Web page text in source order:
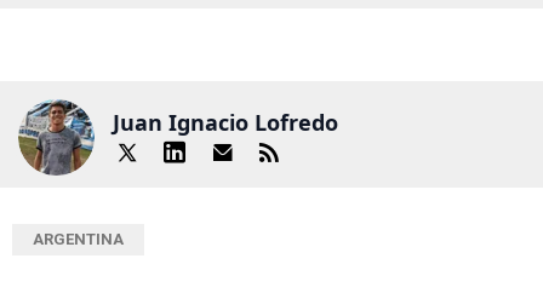
Juan Ignacio Lofredo
ARGENTINA